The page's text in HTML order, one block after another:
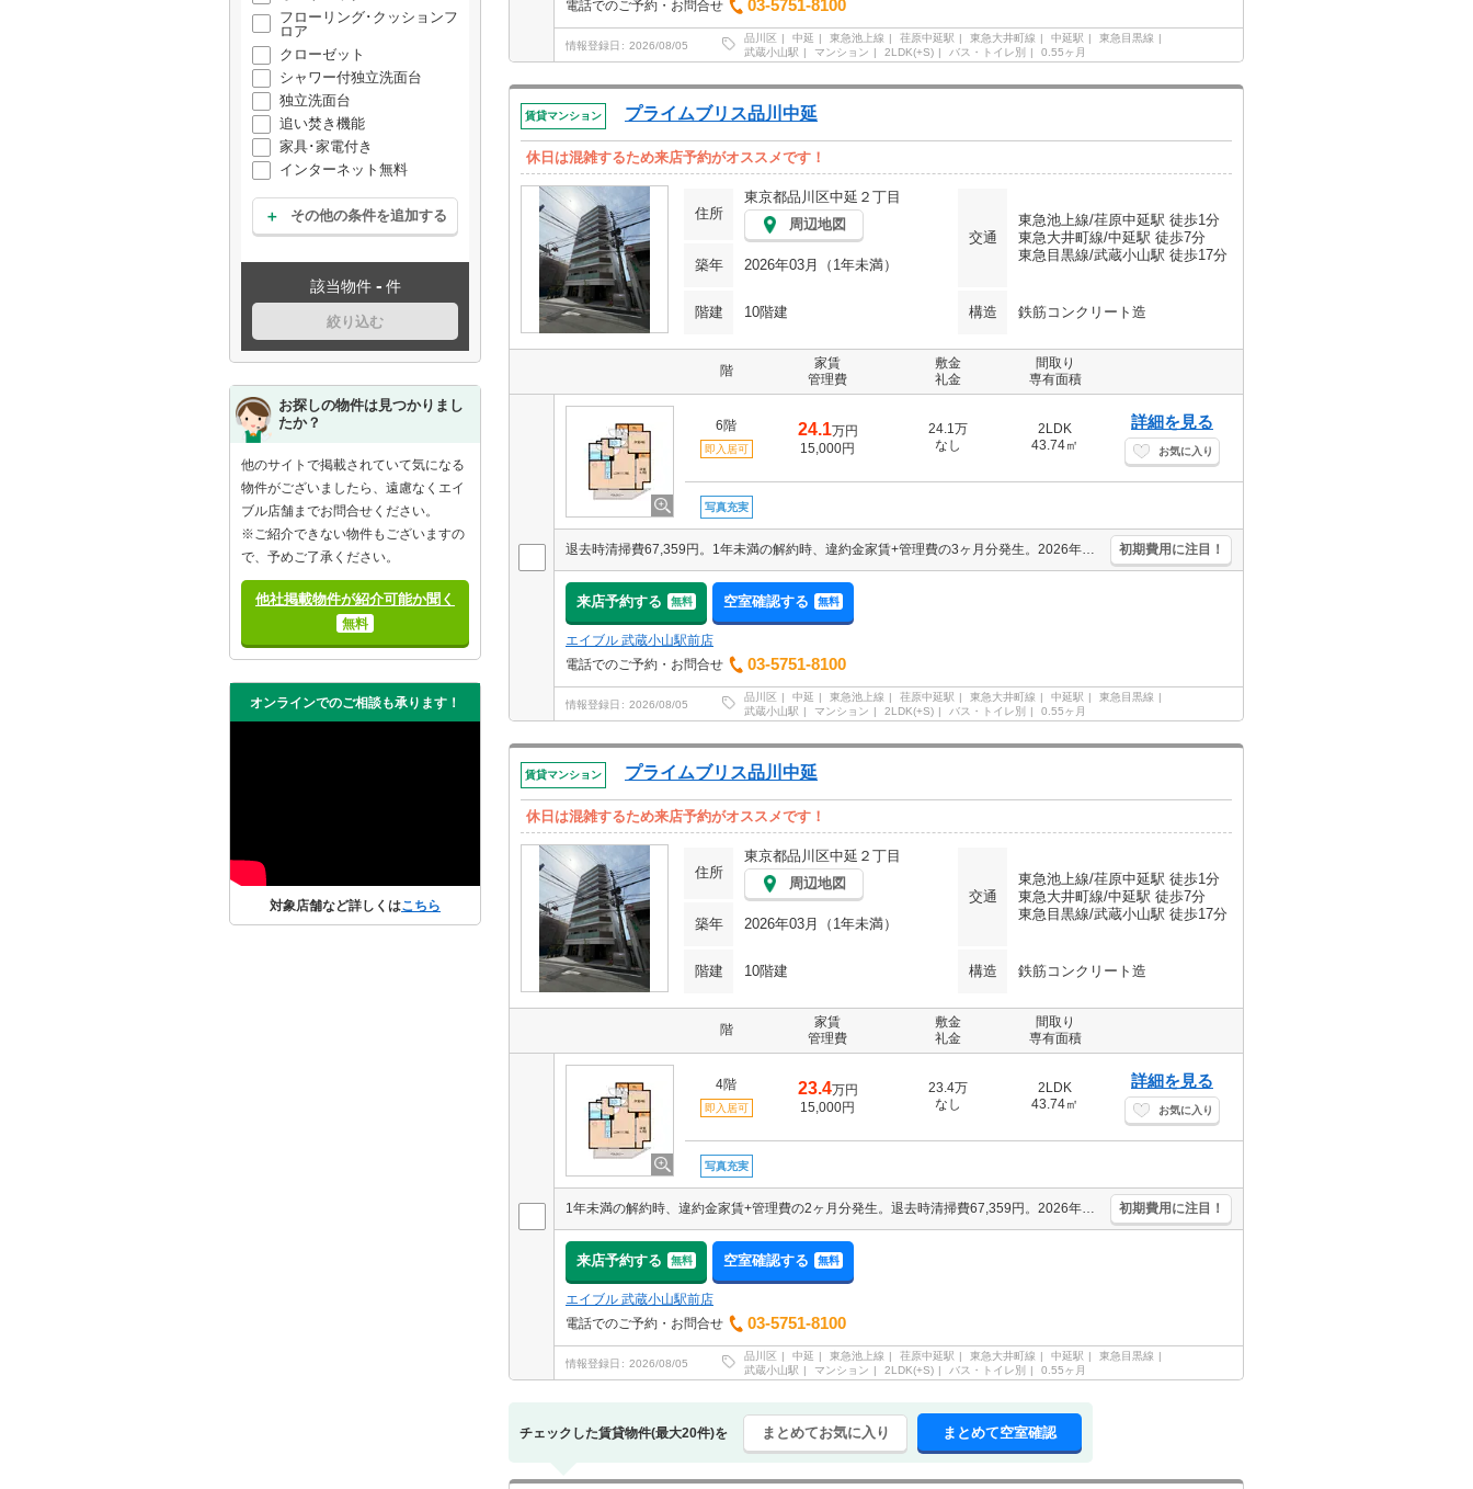
フローリング･クッションフ
ロア
クローゼット
シャワー付独立洗面台
独立洗面台
追い焚き機能
家具･家電付き
インターネット無料
その他の条件を追加する
該当物件 - 件
絞り込む
お探しの物件は見つかりまし
たか？
他のサイトで掲載されていて気になる
物件がございましたら、遠慮なくエイ
ブル店舗までお問合せください。
※ご紹介できない物件もございますの
で、予めご了承ください。
他社掲載物件が紹介可能か聞く
無料
オンラインでのご相談も承ります！
対象店舗など詳しくはこちら
電話でのご予約・お問合せ
03-5751-8100
情報登録日 2026/08/05
品川区 中延 東急池上線 荏原中延駅 東急大井町線 中延駅
東急目黒線
武蔵小山駅
マンション 2LDK(+S) バス・トイレ別 0.55ヶ月
賃貸マンション プライムブリス品川中延
休日は混雑するため来店予約がオススメです！
住所
東京都品川区中延２丁目
周辺地図
交通
東急池上線/荏原中延駅 徒歩1分
東急大井町線/中延駅 徒歩7分
東急目黒線/武蔵小山駅 徒歩17分
築年 2026年03月（1年未満）
階建 10階建 構造 鉄筋コンクリート造
階
家賃
管理費
敷金
礼金
間取り
専有面積
6階
即入居可
24.1万円
15,000円
24.1万
なし
2LDK
43.74㎡
詳細を見る
お気に入り
写真充実
退去時清掃費67,359円。1年未満の解約時、違約金家賃+管理費の3ヶ月分発生。2026年4月末までにご契約の方、2ヶ月家賃フリーレント。人気の新築。駅近。 初期費用に注目！
来店予約する 無料 空室確認する 無料
エイブル 武蔵小山駅前店
電話でのご予約・お問合せ
03-5751-8100
情報登録日 2026/08/05
品川区 中延 東急池上線 荏原中延駅 東急大井町線 中延駅
東急目黒線
武蔵小山駅
マンション 2LDK(+S) バス・トイレ別 0.55ヶ月
賃貸マンション プライムブリス品川中延
休日は混雑するため来店予約がオススメです！
住所
東京都品川区中延２丁目
周辺地図
交通
東急池上線/荏原中延駅 徒歩1分
東急大井町線/中延駅 徒歩7分
東急目黒線/武蔵小山駅 徒歩17分
築年 2026年03月（1年未満）
階建 10階建 構造 鉄筋コンクリート造
階
家賃
管理費
敷金
礼金
間取り
専有面積
4階
即入居可
23.4万円
15,000円
23.4万
なし
2LDK
43.74㎡
詳細を見る
お気に入り
写真充実
1年未満の解約時、違約金家賃+管理費の2ヶ月分発生。退去時清掃費67,359円。2026年4月末までにご契約の方、1ヶ月家賃フリーレント。人気の新築。駅近。 初期費用に注目！
来店予約する 無料 空室確認する 無料
エイブル 武蔵小山駅前店
電話でのご予約・お問合せ
03-5751-8100
情報登録日 2026/08/05
品川区 中延 東急池上線 荏原中延駅 東急大井町線 中延駅
東急目黒線
武蔵小山駅
マンション 2LDK(+S) バス・トイレ別 0.55ヶ月
チェックした賃貸物件(最大20件)を まとめてお気に入り まとめて空室確認